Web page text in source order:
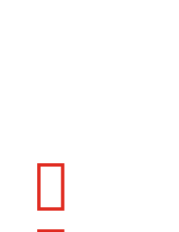
